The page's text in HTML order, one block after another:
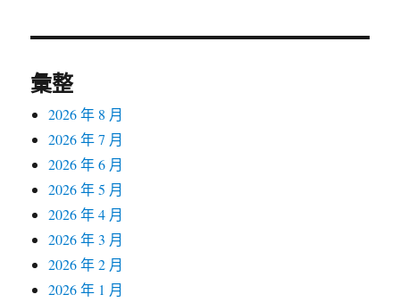
彙整
2026 年 8 月
2026 年 7 月
2026 年 6 月
2026 年 5 月
2026 年 4 月
2026 年 3 月
2026 年 2 月
2026 年 1 月